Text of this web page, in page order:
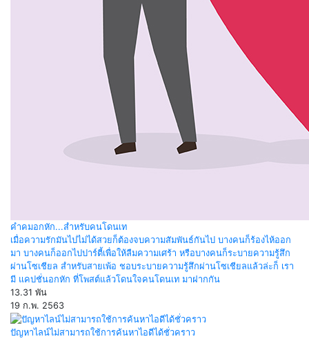
คำคมอกหัก...สำหรับคนโดนเท
เมื่อความรักมันไปไม่ได้สวยก็ต้องจบความสัมพันธ์กันไป บางคนก็ร้องไห้ออก
มา บางคนก็ออกไปปาร์ตี้เพื่อให้ลืมความเศร้า หรือบางคนก็ระบายความรู้สึก
ผ่านโซเชียล สำหรับสายเพ้อ ชอบระบายความรู้สึกผ่านโซเชียลแล้วล่ะก็ เรา
มี แคปชั่นอกหัก ที่โพสต์แล้วโดนใจคนโดนเท มาฝากกัน
13.31 พัน
19 ก.พ. 2563
ปัญหาไลน์ไม่สามารถใช้การค้นหาไอดีได้ชั่วคราว